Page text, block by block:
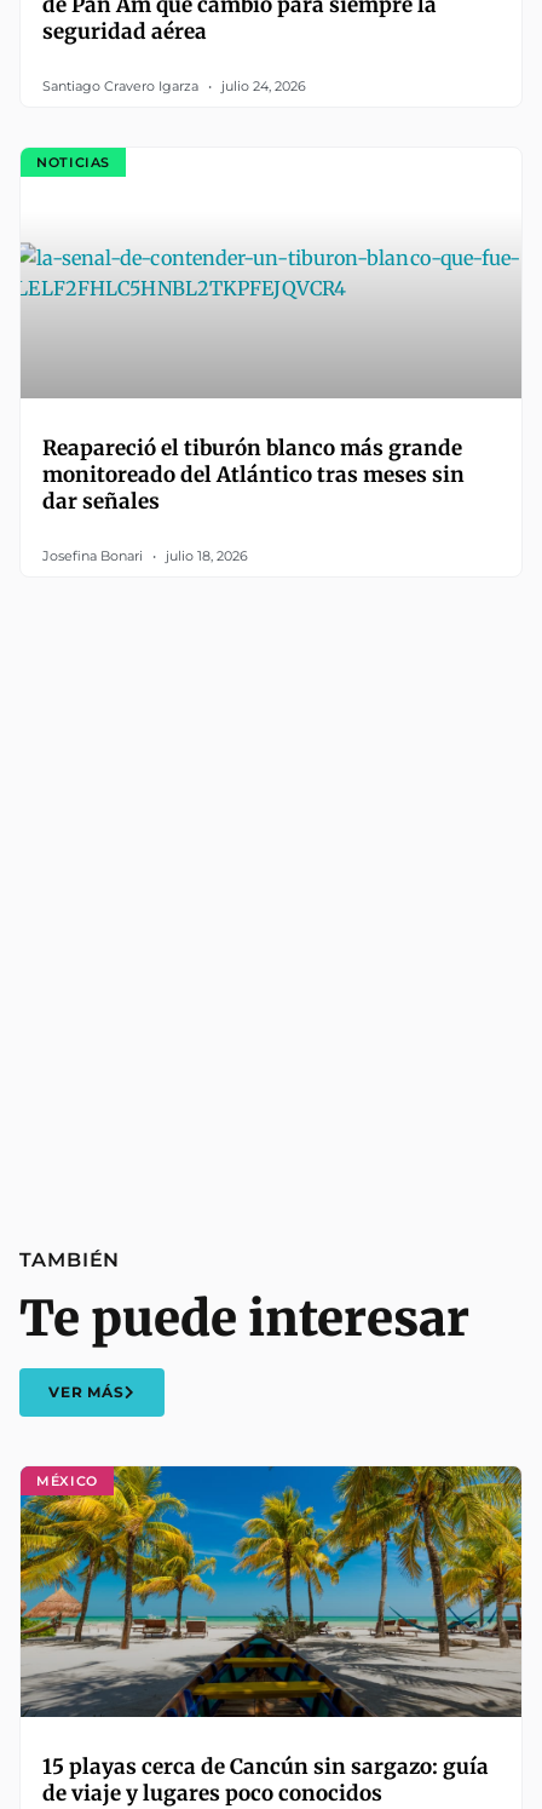
seguridad aérea
Santiago Cravero Igarza julio 24, 2026
NOTICIAS
Reapareció el tiburón blanco más grande
monitoreado del Atlántico tras meses sin
dar señales
Josefina Bonari julio 18, 2026
MÉXICO
15 playas cerca de Cancún sin sargazo: guía
de viaje y lugares poco conocidos
TAMBIÉN
Te puede interesar
VER MÁS